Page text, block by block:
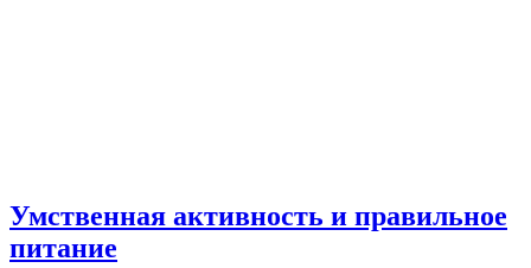
Умственная активность и правильное
питание